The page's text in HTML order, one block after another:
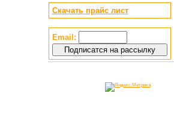
Скачать прайс лист
Email: